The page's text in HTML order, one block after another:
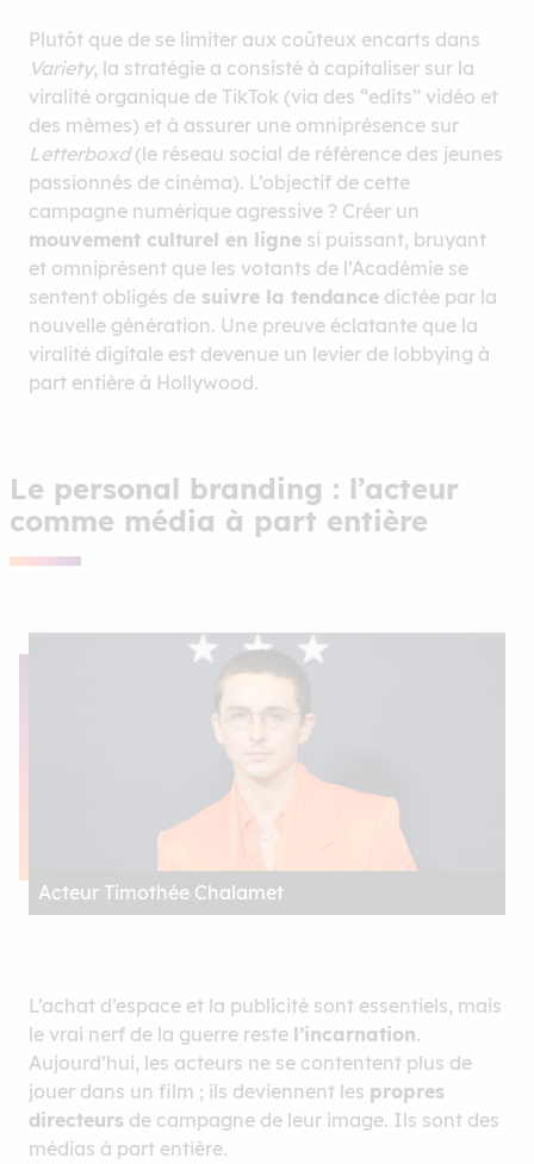
Plutôt que de se limiter aux coûteux encarts dans
Variety, la stratégie a consisté à capitaliser sur la
viralité organique de TikTok (via des “edits” vidéo et
des mèmes) et à assurer une omniprésence sur
Letterboxd(le réseau social de référence des jeunes
passionnés de cinéma). L’objectif de cette
campagne numérique agressive ? Créer un
mouvement culturel en ligne si puissant, bruyant
et omniprésent que les votants de l’Académie se
sentent obligés de suivre la tendance dictée par la
nouvelle génération. Une preuve éclatante que la
viralité digitale est devenue un levier de lobbying à
part entière à Hollywood.
Le personal branding : l’acteur
comme média à part entière
Acteur Timothée Chalamet
L’achat d’espace et la publicité sont essentiels, mais
le vrai nerf de la guerre reste l’incarnation.
Aujourd’hui, les acteurs ne se contentent plus de
jouer dans un film ; ils deviennent les propres
directeurs de campagne de leur image. Ils sont des
médias à part entière.